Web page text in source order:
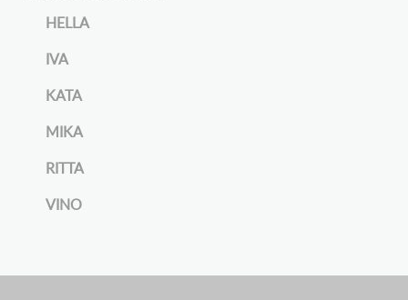
HELLA
IVA
KATA
MIKA
RITTA
VINO